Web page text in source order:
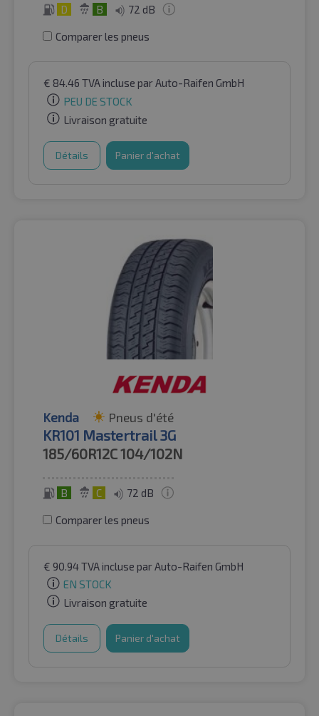
D B 72 dB
Comparer les pneus
€ 84.46 TVA incluse par Auto-Raifen GmbH
PEU DE STOCK
Livraison gratuite
Détails Panier d'achat
Kenda Pneus d'été
KR101 Mastertrail 3G
185/60R12C104/102N
B C 72 dB
Comparer les pneus
€ 90.94TVA incluse par Auto-Raifen GmbH
EN STOCK
Livraison gratuite
Détails Panier d'achat